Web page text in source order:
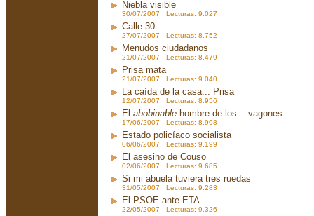
Niebla visible
30/07/2007 Lecturas: 9.027
Calle 30
27/07/2007 Lecturas: 8.752
Menudos ciudadanos
21/07/2007 Lecturas: 8.479
Prisa mata
21/07/2007 Lecturas: 9.040
La caída de la casa... Prisa
12/07/2007 Lecturas: 8.956
El abobinable hombre de los... vagones
17/06/2007 Lecturas: 8.998
Estado policíaco socialista
06/06/2007 Lecturas: 9.199
El asesino de Couso
02/06/2007 Lecturas: 9.685
Si mi abuela tuviera tres ruedas
31/05/2007 Lecturas: 9.283
El PSOE ante ETA
22/05/2007 Lecturas: 9.326